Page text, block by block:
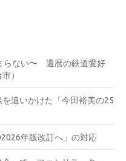
らない〜 還暦の鉄道愛好
）
追いかけた「今田裕美の25
年版改訂へ」の対応